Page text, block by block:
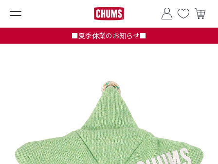
■夏季休業のお知らせ■